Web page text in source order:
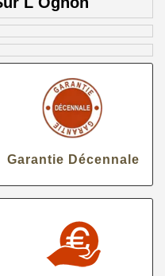
Garantie Décennale